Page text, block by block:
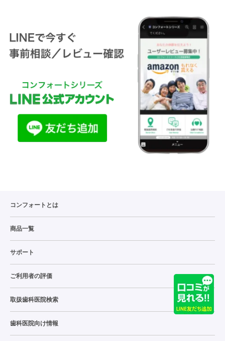
コンフォートとは
商品一覧
サポート
ご利用者の評価
取扱歯科医院検索
歯科医院向け情報